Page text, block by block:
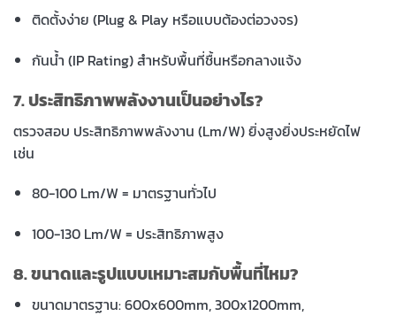
ติดตั้งง่าย (Plug & Play หรือแบบต้องต่อวงจร)
กันน้ำ (IP Rating) สำหรับพื้นที่ชื้นหรือกลางแจ้ง
7. ประสิทธิภาพพลังงานเป็นอย่างไร?
ตรวจสอบ ประสิทธิภาพพลังงาน (Lm/W) ยิ่งสูงยิ่งประหยัดไฟ
เช่น
80-100 Lm/W = มาตรฐานทั่วไป
100-130 Lm/W = ประสิทธิภาพสูง
8. ขนาดและรูปแบบเหมาะสมกับพื้นที่ไหม?
ขนาดมาตรฐาน: 600x600mm, 300x1200mm,